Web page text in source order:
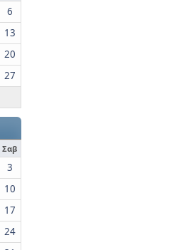
6
13
20
27
Σαβ
3
10
17
24